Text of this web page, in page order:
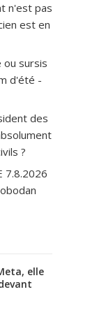
n'est pas
est en
ou sursis
d'été -
des
?
7.8.2026
elle